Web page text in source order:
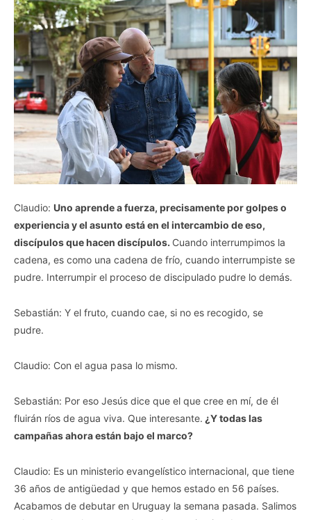
Claudio: Uno aprende a fuerza, precisamente por golpes o
experiencia y el asunto está en el intercambio de eso,
discípulos que hacen discípulos. Cuando interrumpimos la
cadena, es como una cadena de frío, cuando interrumpiste se
pudre. Interrumpir el proceso de discipulado pudre lo demás.
Sebastián: Y el fruto, cuando cae, si no es recogido, se
pudre.
Claudio: Con el agua pasa lo mismo.
Sebastián: Por eso Jesús dice que el que cree en mí, de él
fluirán ríos de agua viva. Que interesante. ¿Y todas las
campañas ahora están bajo el marco?
Claudio: Es un ministerio evangelístico internacional, que tiene
36 años de antigüedad y que hemos estado en 56 países.
Acabamos de debutar en Uruguay la semana pasada. Salimos